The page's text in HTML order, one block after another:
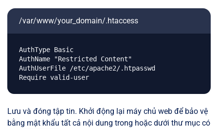
/var/www/your_domain/.htaccess
AuthType Basic
AuthName "Restricted Content"
AuthUserFile /etc/apache2/.htpasswd
Lưu và đóng tập tin. Khởi động lại máy chủ web để bảo vệ
bằng mật khẩu tất cả nội dung trong hoặc dưới thư mục có